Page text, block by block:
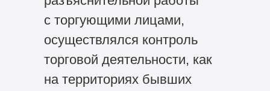
с торгующими лицами,
осуществлялся контроль
торговой деятельности, как
на территориях бывших